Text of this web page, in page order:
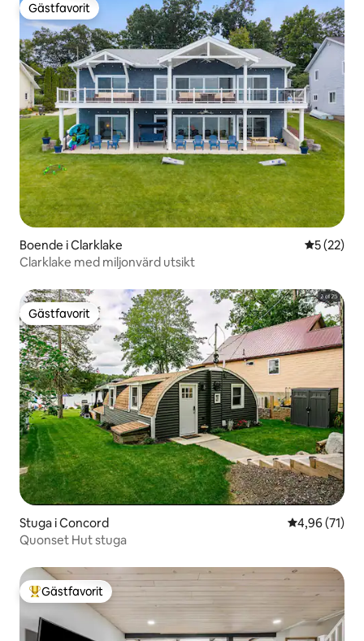
Gästfavorit
Gästfavorit
Boende i Clarklake 5 av 5 i
5 (22)
Clarklake med miljonvärd utsikt
Gästfavorit
Gästfavorit
Stuga i Concord 4,96 av 5 i
4,96 (71)
Quonset Hut stuga
Populär gästfavorit
Gästfavorit